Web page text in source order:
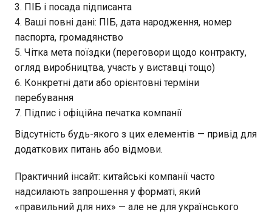
ПІБ і посада підписанта
Ваші повні дані: ПІБ, дата народження, номер
паспорта, громадянство
Чітка мета поїздки (переговори щодо контракту,
огляд виробництва, участь у виставці тощо)
Конкретні дати або орієнтовні терміни
перебування
Підпис і офіційна печатка компанії
Відсутність будь-якого з цих елементів — привід для
додаткових питань або відмови.
Практичний інсайт: китайські компанії часто
надсилають запрошення у форматі, який
«правильний для них» — але не для українського